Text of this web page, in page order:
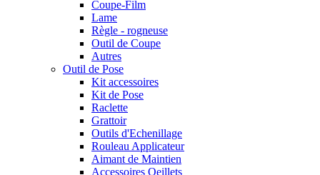
Coupe-Film
Lame
Règle - rogneuse
Outil de Coupe
Autres
Outil de Pose
Kit accessoires
Kit de Pose
Raclette
Grattoir
Outils d'Echenillage
Rouleau Applicateur
Aimant de Maintien
Accessoires Oeillets